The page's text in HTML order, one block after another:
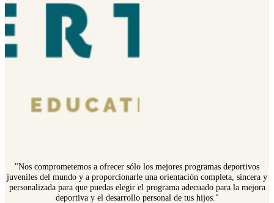
"Nos comprometemos a ofrecer sólo los mejores programas deportivos
juveniles del mundo y a proporcionarle una orientación completa, sincera y
personalizada para que puedas elegir el programa adecuado para la mejora
deportiva y el desarrollo personal de tus hijos."